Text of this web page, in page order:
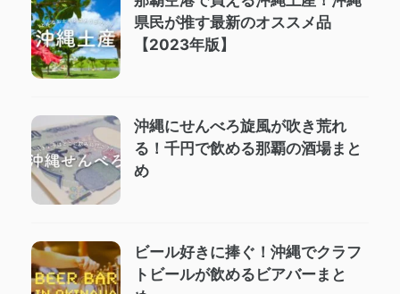
県民が推す最新のオススメ品
【2023年版】
沖縄にせんべろ旋風が吹き荒れ
る！千円で飲める那覇の酒場まと
め
ビール好きに捧ぐ！沖縄でクラフ
トビールが飲めるビアバーまと